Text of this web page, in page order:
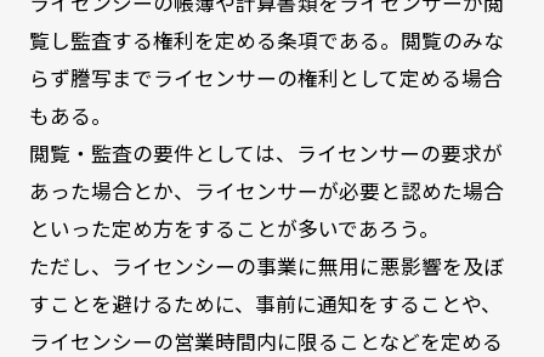
覧し監査する権利を定める条項である。閲覧のみな
らず謄写までライセンサーの権利として定める場合
もある。
閲覧・監査の要件としては、ライセンサーの要求が
あった場合とか、ライセンサーが必要と認めた場合
といった定め方をすることが多いであろう。
ただし、ライセンシーの事業に無用に悪影響を及ぼ
すことを避けるために、事前に通知をすることや、
ライセンシーの営業時間内に限ることなどを定める